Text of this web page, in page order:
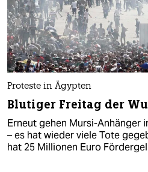
Proteste in Ägypten
Blutiger Freitag der
Erneut gehen Mursi-Anhänger
– es hat wieder viele Tote
hat 25 Millionen Euro